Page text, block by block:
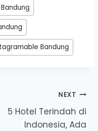
Bandung
NEXT
5 Hotel Terindah di
Indonesia, Ada